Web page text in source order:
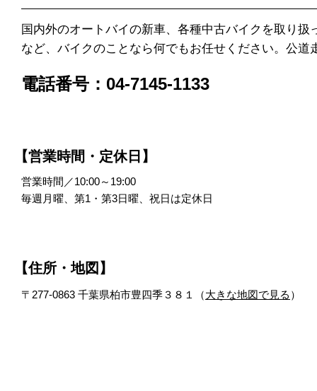
国内外のオートバイの新車、各種中古バイクを取り
など、バイクのことなら何でもお任せください。公道
電話番号：04-7145-1133
【営業時間・定休日】
営業時間／10:00～19:00
毎週月曜、第1・第3日曜、祝日は定休日
【住所・地図】
〒277-0863 千葉県柏市豊四季３８１（大きな地図で見る ）